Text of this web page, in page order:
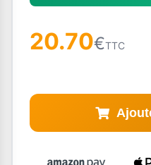
20.70€TTC